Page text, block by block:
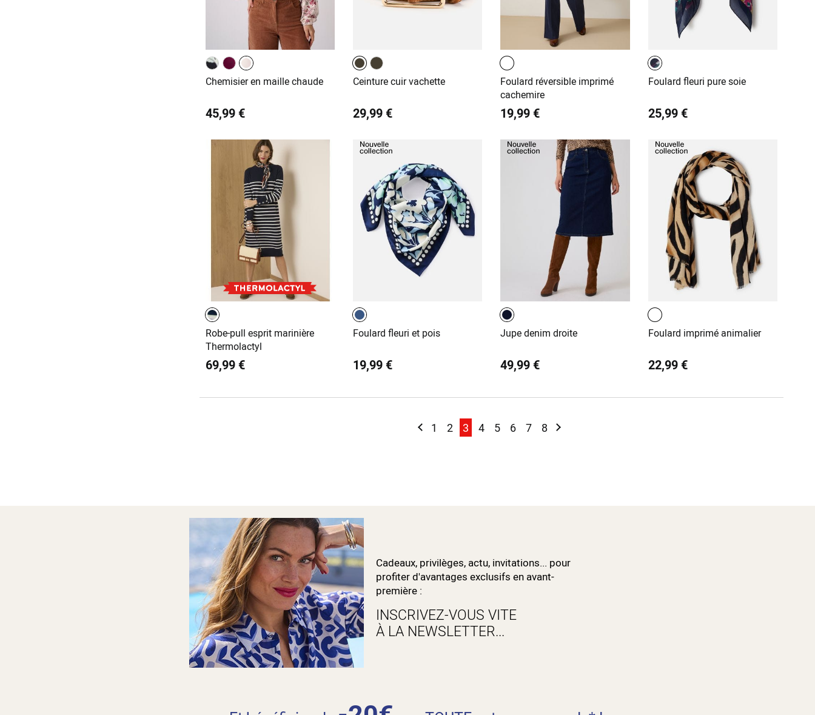
Chemisier en maille chaude
45,99 €
Ceinture cuir vachette
29,99 €
Foulard réversible imprimé
cachemire
19,99 €
Foulard fleuri pure soie
25,99 €
Robe-pull esprit marinière
Thermolactyl
69,99 €
Foulard fleuri et pois
19,99 €
Jupe denim droite
49,99 €
Foulard imprimé animalier
22,99 €
PagePage
Précédent
Page
1 Page
2 You're currently reading page
3 Page
4 Page
5 Page
6 Page
7 Page
8 Page
Suivant
Cadeaux, privilèges, actu, invitations... pour
profiter d'avantages exclusifs en avant-
première :
INSCRIVEZ-VOUS VITE
À LA NEWSLETTER...